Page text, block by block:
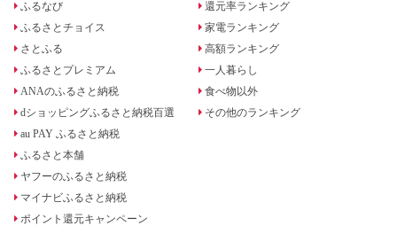
ふるなび
ふるさとチョイス
さとふる
ふるさとプレミアム
ANAのふるさと納税
dショッピングふるさと納税百選
au PAY ふるさと納税
ふるさと本舗
ヤフーのふるさと納税
マイナビふるさと納税
ポイント還元キャンペーン
還元率ランキング
家電ランキング
高額ランキング
一人暮らし
食べ物以外
その他のランキング